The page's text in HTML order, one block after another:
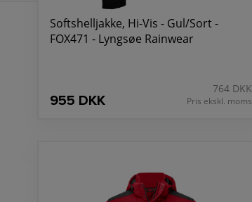
Softshelljakke, Hi-Vis - Gul/Sort -
FOX471 - Lyngsøe Rainwear
955 DKK
764 DKK
Pris ekskl. moms